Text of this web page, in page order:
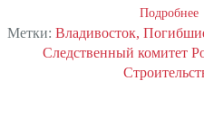
Подробнее
Метки: Владивосток
Следственный комитет